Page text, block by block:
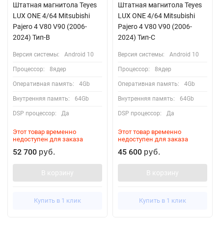
Штатная магнитола Teyes
LUX ONE 4/64 Mitsubishi
Pajero 4 V80 V90 (2006-
2024) Тип-B
Версия системы: Android 10
Процессор: 8ядер
Оперативная память: 4Gb
Внутренняя память: 64Gb
DSP процессор: Да
Этот товар временно
недоступен для заказа
52 700 руб.
В корзину
Купить в 1 клик
Штатная магнитола Teyes
LUX ONE 4/64 Mitsubishi
Pajero 4 V80 V90 (2006-
2024) Тип-C
Версия системы: Android 10
Процессор: 8ядер
Оперативная память: 4Gb
Внутренняя память: 64Gb
DSP процессор: Да
Этот товар временно
недоступен для заказа
45 600 руб.
В корзину
Купить в 1 клик